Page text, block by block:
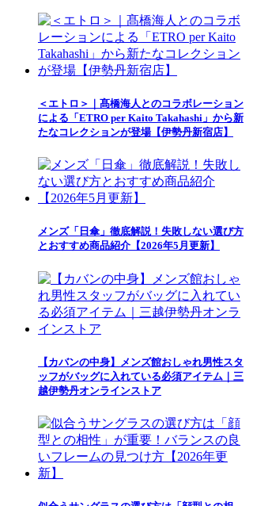
＜エトロ＞｜髙橋海人とのコラボレーション
による「ETRO per Kaito Takahashi」から新
たなコレクションが登場【伊勢丹新宿店】
メンズ「日傘」徹底解説！失敗しない選び方
とおすすめ商品紹介【2026年5月更新】
【カバンの中身】メンズ館おしゃれ男性スタ
ッフがバッグに入れている必須アイテム｜三
越伊勢丹オンラインストア